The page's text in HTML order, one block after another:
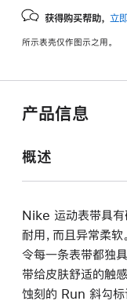
获得购买帮助， 立
所示表壳仅作图示之用。
产品信息
概述
Nike 运动表带具有
耐用，而且异常柔软
令每一条表带都独
带给皮肤舒适的触
蚀刻的 Run 斜勾标